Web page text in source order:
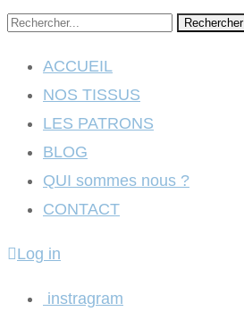
Rechercher
ACCUEIL
NOS TISSUS
LES PATRONS
BLOG
QUI sommes nous ?
CONTACT
Log in
instragram